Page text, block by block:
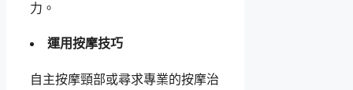
力。
運用按摩技巧
自主按摩頸部或尋求專業的按摩治